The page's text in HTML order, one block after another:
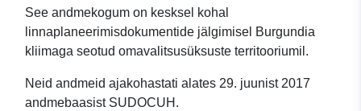
See andmekogum on kesksel kohal
linnaplaneerimisdokumentide jälgimisel Burgundia
kliimaga seotud omavalitsusüksuste territooriumil.
Neid andmeid ajakohastati alates 29. juunist 2017
andmebaasist SUDOCUH.